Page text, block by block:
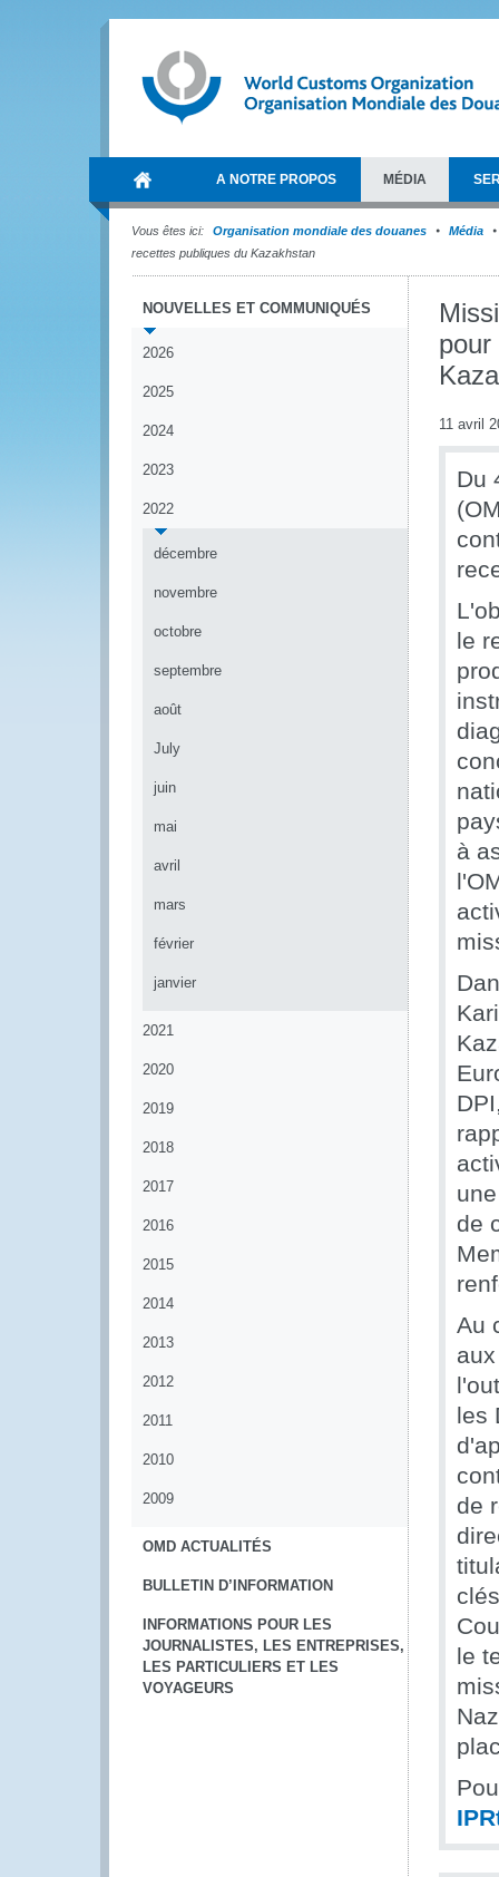
A NOTRE PROPOS MÉDIA
Vous êtes ici: Organisation mondiale des douanes
Média
recettes publiques du Kazakhstan
NOUVELLES ET COMMUNIQUÉS
2026
2025
2024
2023
2022
décembre
novembre
octobre
septembre
août
July
juin
mai
avril
mars
février
janvier
2021
2020
2019
2018
2017
2016
2015
2014
2013
2012
2011
2010
2009
OMD ACTUALITÉS
BULLETIN D’INFORMATION
INFORMATIONS POUR LES
JOURNALISTES, LES ENTREPRISES,
LES PARTICULIERS ET LES
VOYAGEURS
pour
11 avril
Du
le
à
de
Au
les
de
le